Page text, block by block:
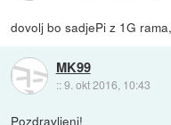
dovolj bo sadjePi z 1G
MK99
::9. okt 2016, 10:43
Pozdravljeni!